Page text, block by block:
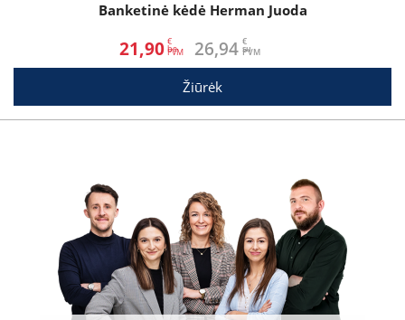
Banketinė kėdė Herman Juoda
21,90€
be PVM 26,94€
su PVM
Žiūrėk